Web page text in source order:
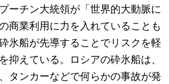
ーチン大統領が「世界的大動脈に
商業利用に力を入れていることも
氷船が先導することでリスクを軽
抑えている。ロシアの砕氷船は、
タンカーなどで何らかの事故が発